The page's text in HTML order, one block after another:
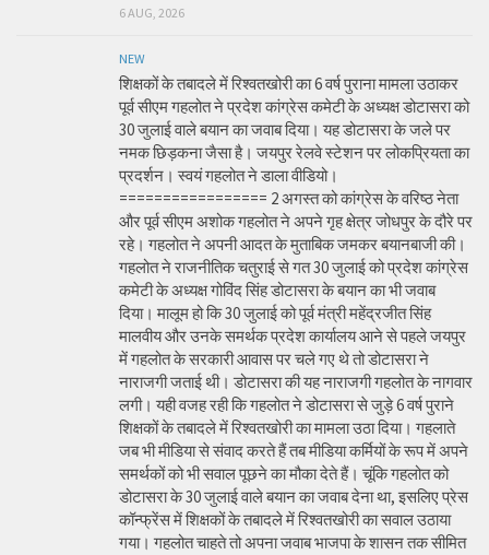
6 AUG, 2026
NEW
शिक्षकों के तबादले में रिश्वतखोरी का 6 वर्ष पुराना मामला उठाकर
पूर्व सीएम गहलोत ने प्रदेश कांग्रेस कमेटी के अध्यक्ष डोटासरा को
30 जुलाई वाले बयान का जवाब दिया। यह डोटासरा के जले पर
नमक छिड़कना जैसा है। जयपुर रेलवे स्टेशन पर लोकप्रियता का
प्रदर्शन। स्वयं गहलोत ने डाला वीडियो।
================= 2 अगस्त को कांग्रेस के वरिष्ठ नेता
और पूर्व सीएम अशोक गहलोत ने अपने गृह क्षेत्र जोधपुर के दौरे पर
रहे। गहलोत ने अपनी आदत के मुताबिक जमकर बयानबाजी की।
गहलोत ने राजनीतिक चतुराई से गत 30 जुलाई को प्रदेश कांग्रेस
कमेटी के अध्यक्ष गोविंद सिंह डोटासरा के बयान का भी जवाब
दिया। मालूम हो कि 30 जुलाई को पूर्व मंत्री महेंद्रजीत सिंह
मालवीय और उनके समर्थक प्रदेश कार्यालय आने से पहले जयपुर
में गहलोत के सरकारी आवास पर चले गए थे तो डोटासरा ने
नाराजगी जताई थी। डोटासरा की यह नाराजगी गहलोत के नागवार
लगी। यही वजह रही कि गहलोत ने डोटासरा से जुड़े 6 वर्ष पुराने
शिक्षकों के तबादले में रिश्वतखोरी का मामला उठा दिया। गहलाते
जब भी मीडिया से संवाद करते हैं तब मीडिया कर्मियों के रूप में अपने
समर्थकों को भी सवाल पूछने का मौका देते हैं। चूंकि गहलोत को
डोटासरा के 30 जुलाई वाले बयान का जवाब देना था, इसलिए प्रेस
कॉन्फ्रेंस में शिक्षकों के तबादले में रिश्वतखोरी का सवाल उठाया
गया। गहलोत चाहते तो अपना जवाब भाजपा के शासन तक सीमित